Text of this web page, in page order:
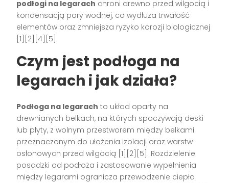
podłogi na legarach chroni drewno przed wilgocią i
kondensacją pary wodnej, co wydłuża trwałość
elementów oraz zmniejsza ryzyko korozji biologicznej
[1][2][4][5].
Czym jest podłoga na
legarach i jak działa?
Podłoga na legarach to układ oparty na
drewnianych belkach, na których spoczywają deski
lub płyty, z wolnym przestworem między belkami
przeznaczonym do ułożenia izolacji oraz warstw
osłonowych przed wilgocią [1][2][5]. Rozdzielenie
posadzki od podłoża i zastosowanie wypełnienia
między legarami ogranicza przewodzenie ciepła